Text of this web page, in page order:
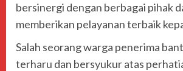
bersinergi dengan berbagai pihak
memberikan pelayanan terbaik
Salah seorang warga penerima
terharu dan bersyukur atas